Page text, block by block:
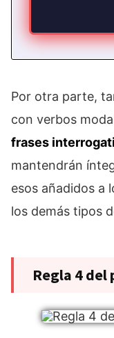
Por otra parte,
con verbos
frases
mantendrán
esos añadidos a
los demás tipos
Regla 4 del